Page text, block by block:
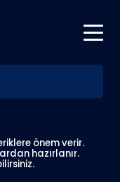
önem verir.
hazırlanır.